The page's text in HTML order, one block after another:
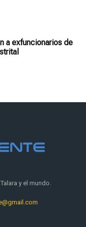
a exfuncionarios de
y el mundo.